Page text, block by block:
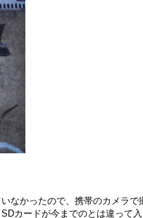
なかったので、携帯のカメラで
カードが今までのとは違って